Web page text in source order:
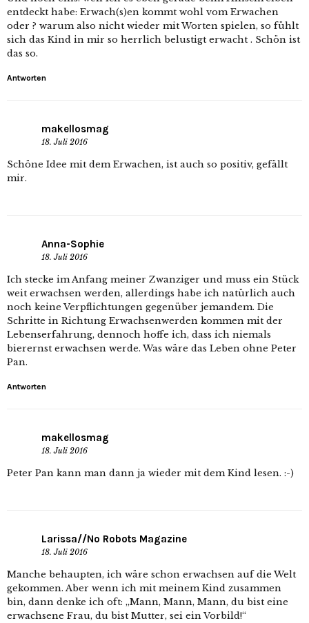
entdeckt habe: Erwach(s)en kommt wohl vom Erwachen
oder ? warum also nicht wieder mit Worten spielen, so fühlt
sich das Kind in mir so herrlich belustigt erwacht . Schön ist
das so.
Antworten
makellosmag
18. Juli 2016
Schöne Idee mit dem Erwachen, ist auch so positiv, gefällt
mir.
Anna-Sophie
18. Juli 2016
Ich stecke im Anfang meiner Zwanziger und muss ein Stück
weit erwachsen werden, allerdings habe ich natürlich auch
noch keine Verpflichtungen gegenüber jemandem. Die
Schritte in Richtung Erwachsenwerden kommen mit der
Lebenserfahrung, dennoch hoffe ich, dass ich niemals
bierernst erwachsen werde. Was wäre das Leben ohne Peter
Pan.
Antworten
makellosmag
18. Juli 2016
Peter Pan kann man dann ja wieder mit dem Kind lesen. :-)
Larissa//No Robots Magazine
18. Juli 2016
Manche behaupten, ich wäre schon erwachsen auf die Welt
gekommen. Aber wenn ich mit meinem Kind zusammen
bin, dann denke ich oft: „Mann, Mann, Mann, du bist eine
erwachsene Frau, du bist Mutter, sei ein Vorbild!“